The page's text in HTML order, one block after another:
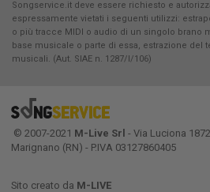
Songservice.it deve essere richiesto e
espressamente vietati i seguenti utilizzi:
o più tracce MIDI o audio di un singolo brano
base musicale o parte di essa, estrazione del
musicali. (Aut. SIAE n. 1287/I/106)
© 2007-2021 M-Live Srl - Via Luciona
Marignano (RN) - P.IVA 03127860405
Sito creato da M-LIVE